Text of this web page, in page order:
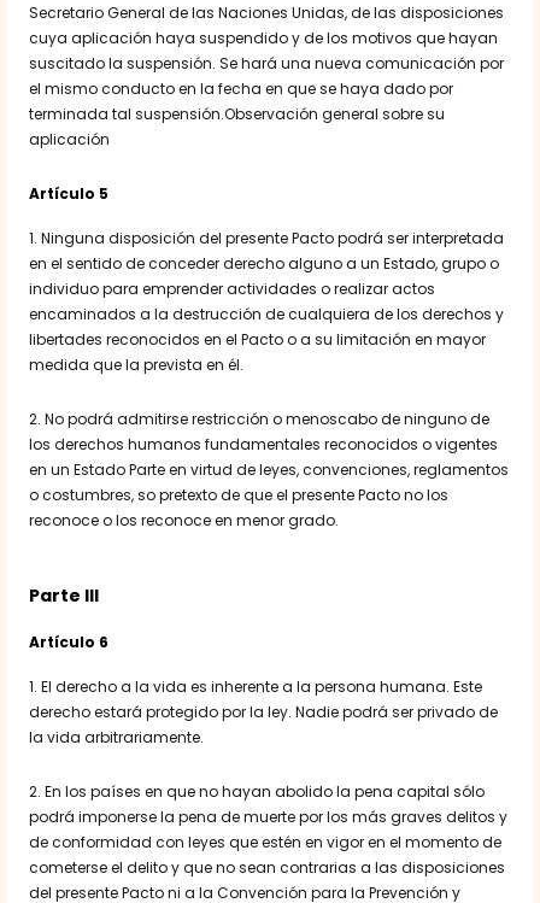
Secretario General de las Naciones Unidas, de las disposiciones
cuya aplicación haya suspendido y de los motivos que hayan
suscitado la suspensión. Se hará una nueva comunicación por
el mismo conducto en la fecha en que se haya dado por
terminada tal suspensión.Observación general sobre su
aplicación
Artículo 5
1. Ninguna disposición del presente Pacto podrá ser interpretada
en el sentido de conceder derecho alguno a un Estado, grupo o
individuo para emprender actividades o realizar actos
encaminados a la destrucción de cualquiera de los derechos y
libertades reconocidos en el Pacto o a su limitación en mayor
medida que la prevista en él.
2. No podrá admitirse restricción o menoscabo de ninguno de
los derechos humanos fundamentales reconocidos o vigentes
en un Estado Parte en virtud de leyes, convenciones, reglamentos
o costumbres, so pretexto de que el presente Pacto no los
reconoce o los reconoce en menor grado.
Parte III
Artículo 6
1. El derecho a la vida es inherente a la persona humana. Este
derecho estará protegido por la ley. Nadie podrá ser privado de
la vida arbitrariamente.
2. En los países en que no hayan abolido la pena capital sólo
podrá imponerse la pena de muerte por los más graves delitos y
de conformidad con leyes que estén en vigor en el momento de
cometerse el delito y que no sean contrarias a las disposiciones
del presente Pacto ni a la Convención para la Prevención y